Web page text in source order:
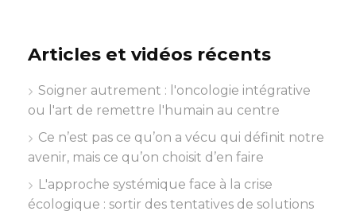
Articles et vidéos récents
Soigner autrement : l'oncologie intégrative
ou l'art de remettre l'humain au centre
Ce n’est pas ce qu’on a vécu qui définit notre
avenir, mais ce qu’on choisit d’en faire
L'approche systémique face à la crise
écologique : sortir des tentatives de solutions